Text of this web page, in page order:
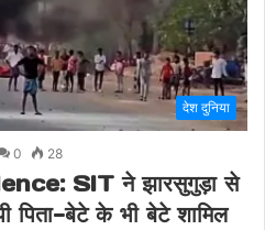
देश दुनिया
0 28
SIT ने झारसुगुड़ा से
पिता-बेटे के भी बेटे शामिल